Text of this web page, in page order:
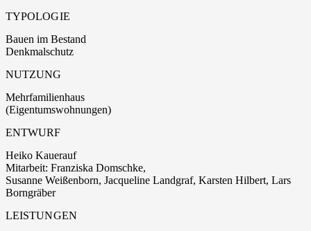
TYPOLOGIE
Bauen im Bestand
Denkmalschutz
NUTZUNG
Mehrfamilienhaus
(Eigentumswohnungen)
ENTWURF
Heiko Kauerauf
Mitarbeit: Franziska Domschke,
Susanne Weißenborn, Jacqueline Landgraf, Karsten Hilbert, Lars
Borngräber
LEISTUNGEN